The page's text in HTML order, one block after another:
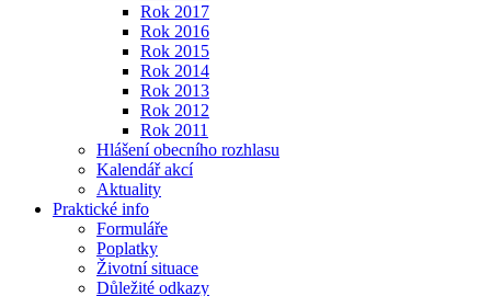
Rok 2017
Rok 2016
Rok 2015
Rok 2014
Rok 2013
Rok 2012
Rok 2011
Hlášení obecního rozhlasu
Kalendář akcí
Aktuality
Praktické info
Formuláře
Poplatky
Životní situace
Důležité odkazy